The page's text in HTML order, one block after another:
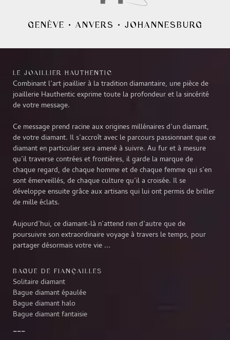
GENÈVE • ANVERS • JOHANNESBURG
LE JOAILLIER HAUTHENTIC
Combinant l’art joaillier à la tradition diamantaire, une pièce de
joaillerie Hauthentic exprime toute la profondeur et la sincérité
de votre message.
Ce message prend racine aux origines millénaires d’un diamant,
de votre diamant. Il s’accroît avec le parcours passionnant que ce
diamant en particulier sera amené à suivre. Au fur et à mesure
qu’il traverse contrées et frontières, il garde la marque de
chaque regard, de chaque homme et de chaque femme qui s’en
sont émerveillés, de chaque culture qu’il a croisée. Il se
développe ensuite grâce aux artisans qui lui ont permis de briller
de mille éclats.
Aujourd’hui, ce diamant-là n’attend rien d’autre que de
poursuivre son extraordinaire voyage à travers le temps, pour
partager désormais votre vie ...
BAGUE DE FIANÇAILLES
Solitaire diamant
Bague diamant épaulée
Bague diamant halo
Bague diamant fantaisie